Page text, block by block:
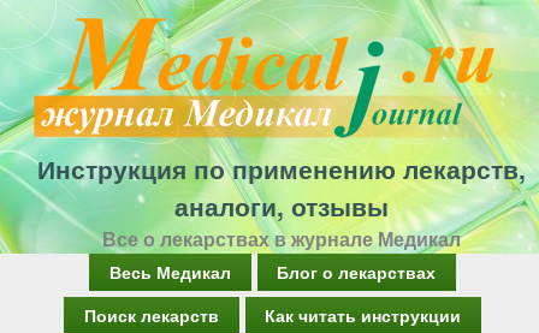
Перейти
к
основному
содержанию
Инструкция по применению лекарств,
аналоги, отзывы
Все о лекарствах в журнале Медикал
Весь Медикал
Блог о лекарствах
Поиск лекарств
Как читать инструкции